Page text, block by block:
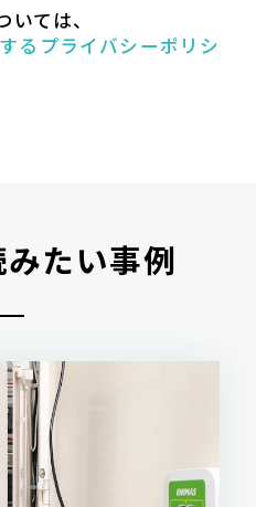
ては、
るプライバシーポリシ
たい事例